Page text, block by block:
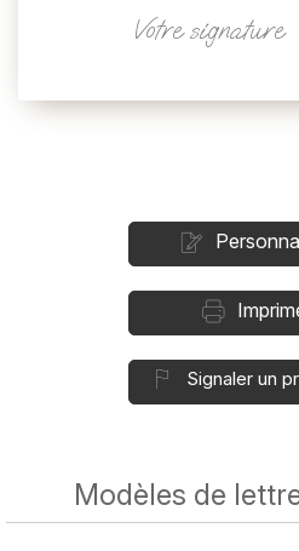
Votre signature
Signaler un
Modèles de